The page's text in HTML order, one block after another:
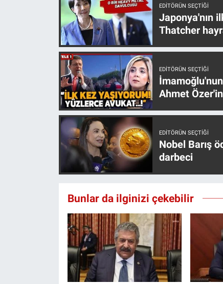
EDITÖRÜN SEÇTIĞI
Japonya'nın
Thatcher
EDITÖRÜN SEÇTIĞI
Ahmet
EDITÖRÜN SEÇTIĞI
Nobel Barış
darbeci
Bunlar da ilginizi çekebilir